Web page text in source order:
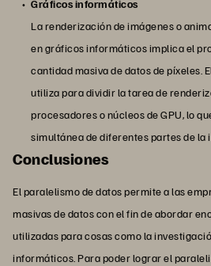
Gráficos informáticos
La renderización de imágenes o
en gráficos informáticos implica el
cantidad masiva de datos de píxeles.
utiliza para dividir la tarea de
procesadores o núcleos de GPU, lo
simultánea de diferentes partes de la
Conclusiones
El paralelismo de datos permite a las
masivas de datos con el fin de abordar
utilizadas para cosas como la
informáticos. Para poder lograr el